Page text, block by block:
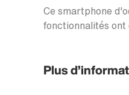
Ce smartphone
fonctionnalités
Plus